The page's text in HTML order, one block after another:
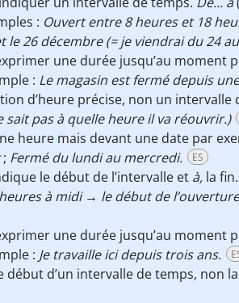
: Ouvert entre 8 heures et 18
le 26 décembre (= je viendrai du 24
une durée jusqu’au moment
: Le magasin est fermé depuis
d’heure précise, non un intervalle
sait pas à quelle heure il va réouvrir.)
heure mais devant une date par
; Fermé du lundi au mercredi. ES
le début de l’intervalle et à, la
à midi → le début de
une durée jusqu’au moment
: Je travaille ici depuis trois ans.
d’un intervalle de temps, non la